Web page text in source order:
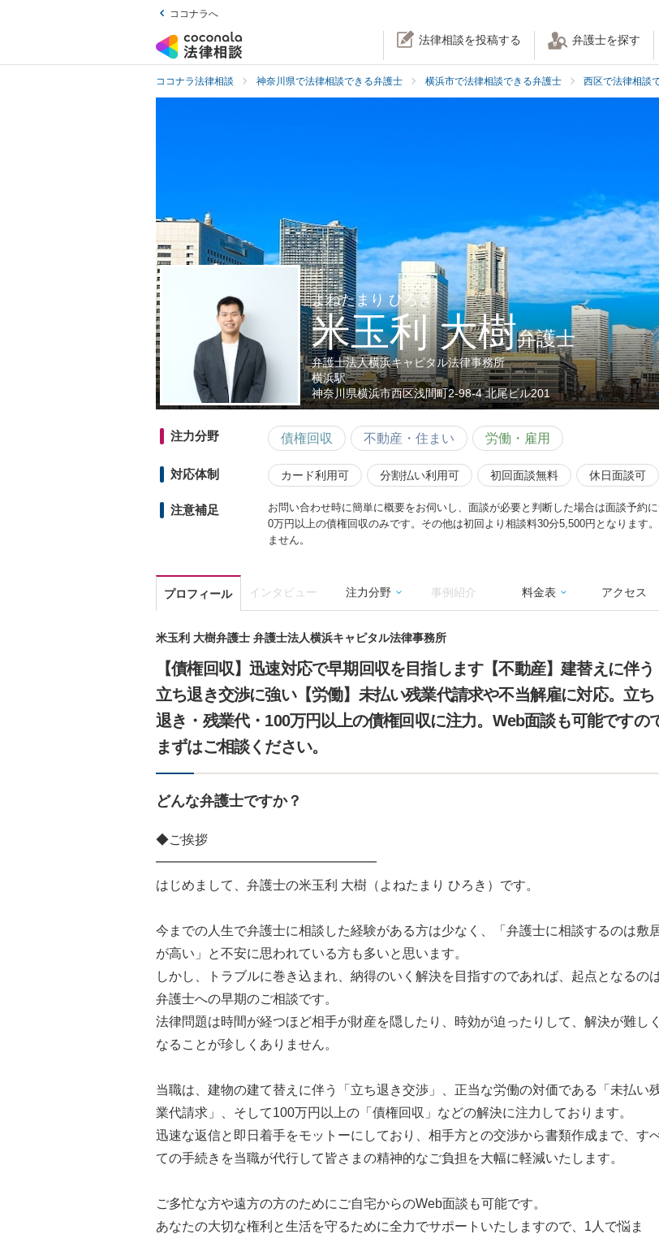
ココナラへ
法律相談を投稿する 弁護士を探す
ココナラ法律相談 神奈川県で法律相談できる弁護士 横浜市で法律相談できる弁護士 西区で法律相談
よねたまり ひろき
米玉利 大樹弁護士
弁護士法人横浜キャピタル法律事務所
横浜駅
神奈川県横浜市西区浅間町2-98-4 北尾ビル201
注力分野 債権回収 不動産・住まい 労働・雇用
対応体制 カード利用可 分割払い利用可 初回面談無料 休日面談可
注意補足
お問い合わせ時に簡単に概要をお伺いし、面談が必要と判断した場合は面談予約
0万円以上の債権回収のみです。その他は初回より相談料30分5,500円となります
ません。
プロフィール インタビュー 注力分野 事例紹介 料金表 アクセス
米玉利 大樹弁護士 弁護士法人横浜キャピタル法律事務所
【債権回収】迅速対応で早期回収を目指します【不動産】建替えに伴う
立ち退き交渉に強い【労働】未払い残業代請求や不当解雇に対応。立ち
退き・残業代・100万円以上の債権回収に注力。Web面談も可能ですの
まずはご相談ください。
どんな弁護士ですか？
◆ご挨拶
━━━━━━━━━━━━━━━━━
はじめまして、弁護士の米玉利 大樹（よねたまり ひろき）です。
今までの人生で弁護士に相談した経験がある方は少なく、「弁護士に相談するのは敷
が高い」と不安に思われている方も多いと思います。
しかし、トラブルに巻き込まれ、納得のいく解決を目指すのであれば、起点となるの
弁護士への早期のご相談です。
法律問題は時間が経つほど相手が財産を隠したり、時効が迫ったりして、解決が難しく
なることが珍しくありません。
当職は、建物の建て替えに伴う「立ち退き交渉」、正当な労働の対価である「未払い
業代請求」、そして100万円以上の「債権回収」などの解決に注力しております。
迅速な返信と即日着手をモットーにしており、相手方との交渉から書類作成まで、す
ての手続きを当職が代行して皆さまの精神的なご負担を大幅に軽減いたします。
ご多忙な方や遠方の方のためにご自宅からのWeb面談も可能です。
あなたの大切な権利と生活を守るために全力でサポートいたしますので、1人で悩ま